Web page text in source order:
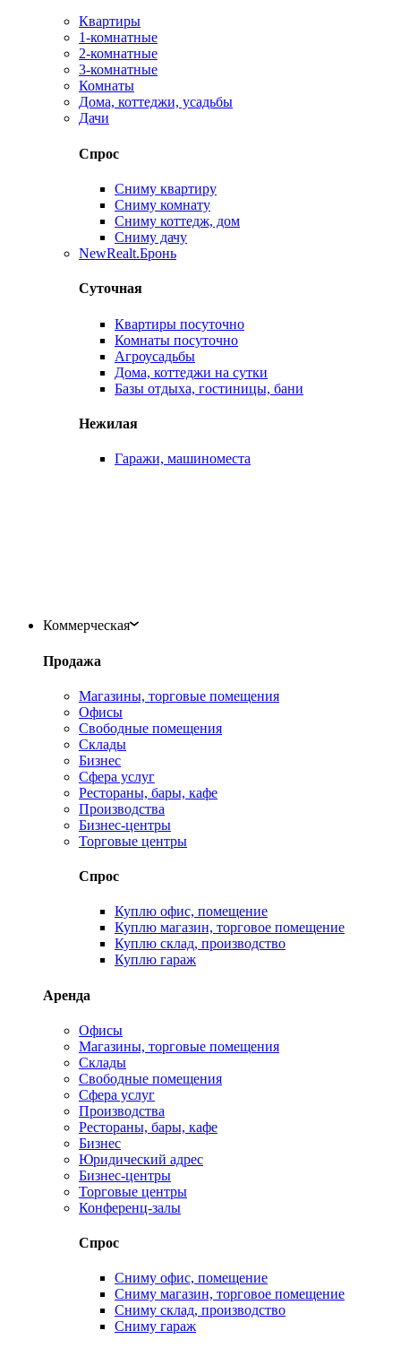
Квартиры
1-комнатные
2-комнатные
3-комнатные
Комнаты
Дома, коттеджи, усадьбы
Дачи
Спрос
Сниму квартиру
Сниму комнату
Сниму коттедж, дом
Сниму дачу
NewRealt.Бронь
Суточная
Квартиры посуточно
Комнаты посуточно
Агроусадьбы
Дома, коттеджи на сутки
Базы отдыха, гостиницы, бани
Нежилая
Гаражи, машиноместа
Коммерческая
Продажа
Магазины, торговые помещения
Офисы
Свободные помещения
Склады
Бизнес
Сфера услуг
Рестораны, бары, кафе
Производства
Бизнес-центры
Торговые центры
Спрос
Куплю офис, помещение
Куплю магазин, торговое помещение
Куплю склад, производство
Куплю гараж
Аренда
Офисы
Магазины, торговые помещения
Склады
Свободные помещения
Сфера услуг
Производства
Рестораны, бары, кафе
Бизнес
Юридический адрес
Бизнес-центры
Торговые центры
Конференц-залы
Спрос
Сниму офис, помещение
Сниму магазин, торговое помещение
Сниму склад, производство
Сниму гараж